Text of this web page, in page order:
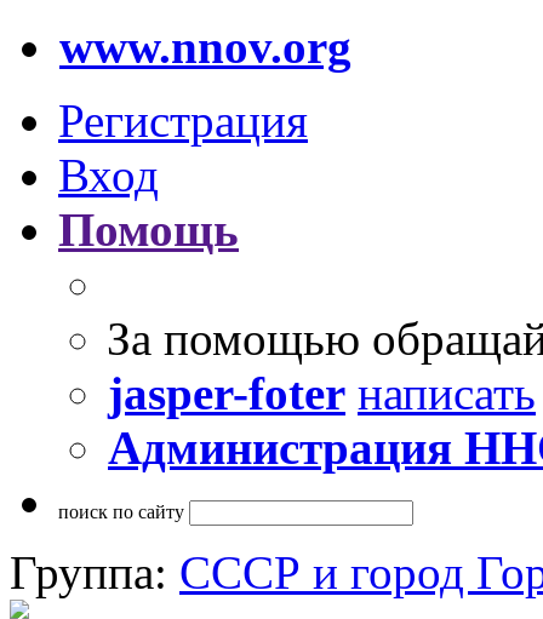
www.nnov.org
Регистрация
Вход
Помощь
За помощью
jasper-foter написать
Администрация
поиск по сайту
Группа: СССР и город